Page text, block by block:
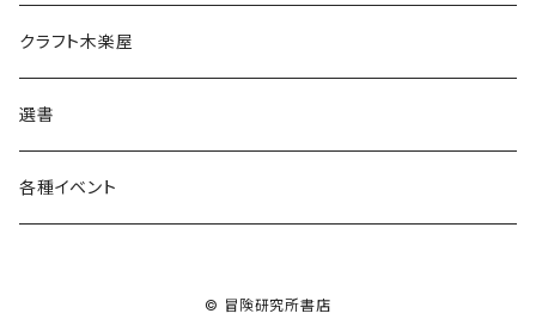
食料品
その他
書籍
ウェア
クラフト木楽屋
選書
各種イベント
© 冒険研究所書店